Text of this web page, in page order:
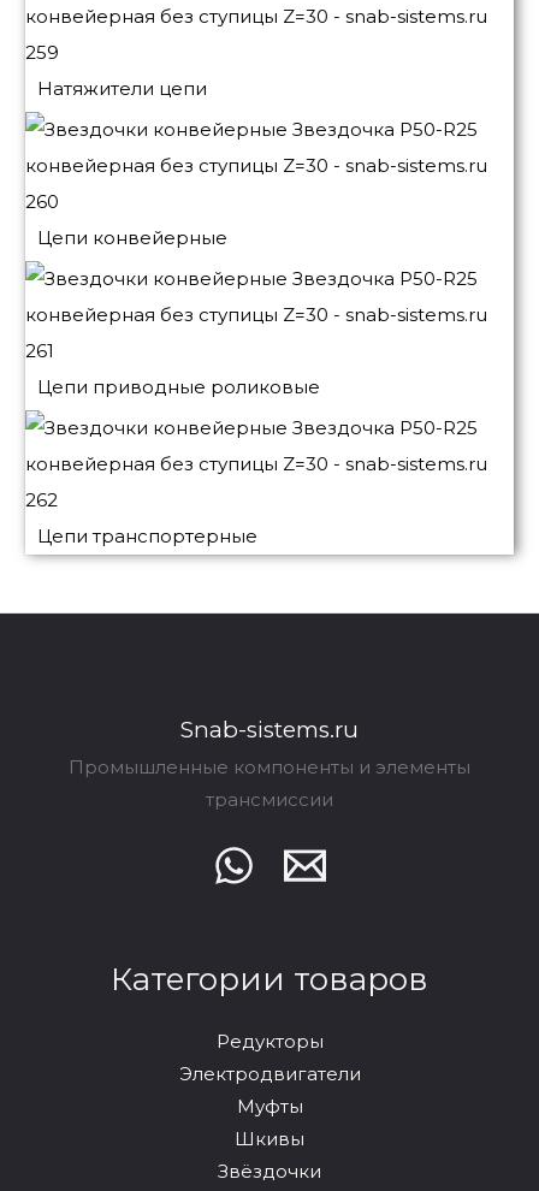
Натяжители цепи
Цепи конвейерные
Цепи приводные роликовые
Цепи транспортерные
Snab-sistems.ru
Промышленные компоненты и элементы
трансмиссии
Категории товаров
Редукторы
Электродвигатели
Муфты
Шкивы
Звёздочки